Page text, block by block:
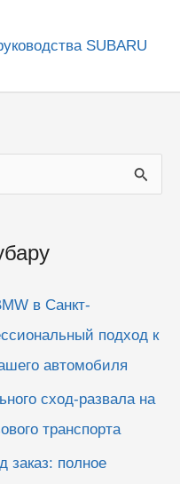
SUBARU
в Санкт-
подход к
автомобиля
сход-развала на
транспорта
заказ: полное